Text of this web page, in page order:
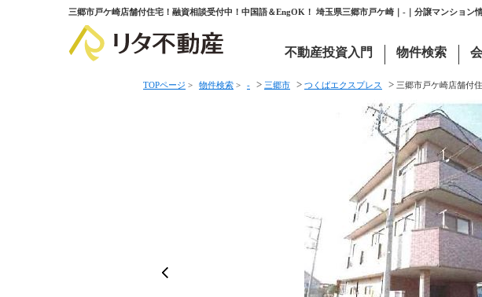
三郷市戸ケ崎店舗付住宅！融資相談受付中！中国語＆EngOK！ 埼玉県三郷市戸ケ崎｜-｜分譲マンション
不動産投資入門 物件検索
TOPページ > 物件検索 > - > 三郷市 > つくばエクスプレス > 三郷市戸ケ崎店舗付